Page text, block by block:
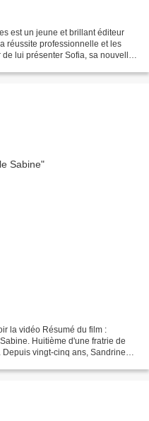
est un jeune et brillant éditeur
réussite professionnelle et les
lui présenter Sofia, sa nouvelle
la vidéo Résumé du film :
Huitième d'une fratrie de
vingt-cinq ans, Sandrine